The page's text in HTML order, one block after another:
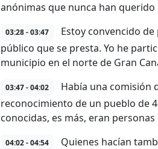
anónimas que nunca han
03:28 - 03:47
Estoy convencido
público que se presta. Yo he
municipio en el norte de Gran
03:47 - 04:02
Había una comisión
reconocimiento de un pueblo de
conocidas, es más, eran
04:02 - 04:54
Quienes hacían